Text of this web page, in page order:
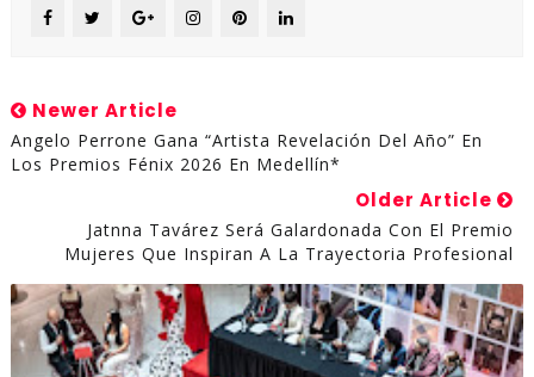
Newer Article
Angelo Perrone Gana “Artista Revelación Del Año” En
Los Premios Fénix 2026 En Medellín*
Older Article
Jatnna Tavárez Será Galardonada Con El Premio
Mujeres Que Inspiran A La Trayectoria Profesional